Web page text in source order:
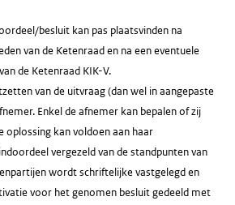
besluit kan pas plaatsvinden na
van de Ketenraad en na een eventuele
de Ketenraad KIK-V.
van de uitvraag (dan wel in aangepaste
Enkel de afnemer kan bepalen of zij
oplossing kan voldoen aan haar
vergezeld van de standpunten van
wordt schriftelijke vastgelegd en
voor het genomen besluit gedeeld met